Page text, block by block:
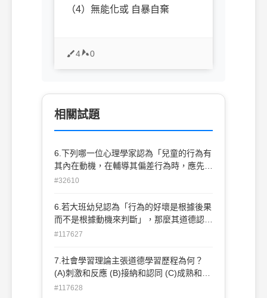
（4）無能化或 自暴自棄
4 0
相關試題
6.下列哪一位心理學家認為「兒童的行為有
其內在動機，在輔導其偏差行為時，應先瞭
解其行為目標」？(A)阿德勒(A. Adler) (B)
Rogers) (D)佛洛依德(S. Freud)
#32610
6.若大班幼兒認為「行為的好壞是根據後果
而不是根據動機來判斷」，那麼其道德認知
應歸屬於下列哪一個發展階段(A)法律的道
強制的道德觀
#117627
7.社會學習理論主張道德學習歷程為何？
(A)刺激和反應 (B)接納和認同 (C)成熟和發
展 (D)觀察和模仿
#117628